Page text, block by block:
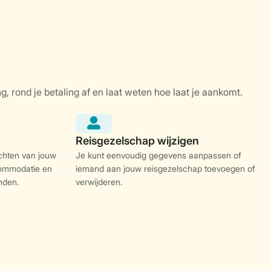
van jouw
en
Je kunt eenvoudig gegevens aanpassen of
iemand aan jouw reisgezelschap toevoegen of
verwijderen.